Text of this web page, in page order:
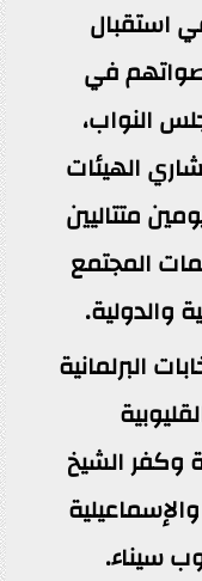
استقبال
في
النواب،
الهيئات
متتاليين
المجتمع
والدولية.
البرلمانية
وكفر الشيخ
سيناء.